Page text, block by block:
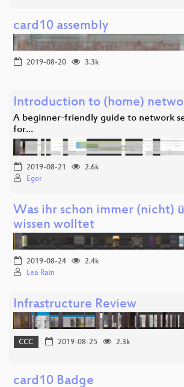
card10 assembly
2019-08-20 3.3k
Introduction to (home)
A beginner-friendly guide to network
for…
2019-08-21
2.6k
Egor
Was ihr schon immer (nicht)
wissen wolltet
2019-08-24
2.4k
Lea Rain
Infrastructure Review
CCC 2019-08-25 2.3k
card10 Badge